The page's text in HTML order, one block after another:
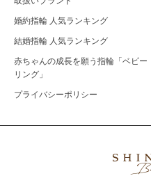
婚約指輪 人気ランキング
結婚指輪 人気ランキング
赤ちゃんの成長を願う指輪「ベビー
リング」
プライバシーポリシー